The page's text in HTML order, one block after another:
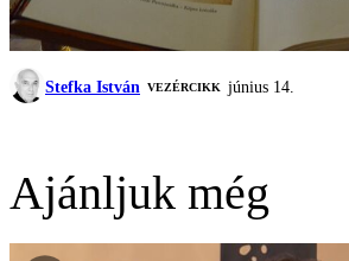
Stefka István VEZÉRCIKK június 14.
Ajánljuk még